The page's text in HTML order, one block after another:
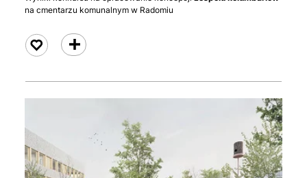
na cmentarzu komunalnym w Radomiu
czytaj